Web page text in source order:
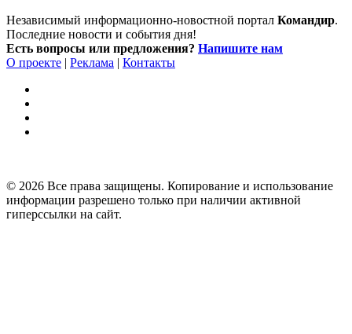
Независимый информационно-новостной портал Командир.
Последние новости и события дня!
Есть вопросы или предложения? Напишите нам
О проекте | Реклама | Контакты
© 2026 Все права защищены. Копирование и использование
информации разрешено только при наличии активной
гиперссылки на сайт.